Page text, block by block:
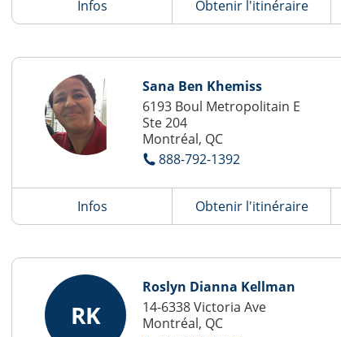
Infos Obtenir l'itinéraire
Sana Ben Khemiss
6193 Boul Metropolitain E
Ste 204
Montréal, QC
888-792-1392
Infos Obtenir l'itinéraire
RK
Roslyn Dianna Kellman
14-6338 Victoria Ave
Montréal, QC